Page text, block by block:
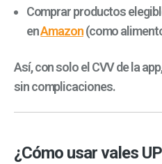
Comprar productos
enAmazon(como
Así, con solo el CVV de la
sin complicaciones.
¿Cómo usar vales